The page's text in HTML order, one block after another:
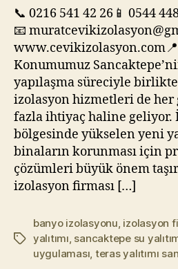
📞 0216 541 42 26📱 0544
📧
Konumumuz
yapılaşma süreciyle birlikte,
izolasyon hizmetleri de her
fazla ihtiyaç haline geliyor.
bölgesinde yükselen yeni
binaların korunması için
çözümleri büyük önem
izolasyon firması […]
Etiketler
banyo izolasyonu, izolasyon
yalıtımı, sancaktepe su
uygulaması, teras yalıtımı